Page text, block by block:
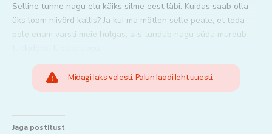
Selline tunne nagu elu käiks silme eest läbi. Kuidas saab olla
üks loom niivõrd kallis? Ja kui ma mõtlen selle peale, et teda
pole enam varsti meie hulgas, siis tundub nagu süda murdub
Midagi läks valesti. Palun laadi leht uuesti.
Jaga postitust